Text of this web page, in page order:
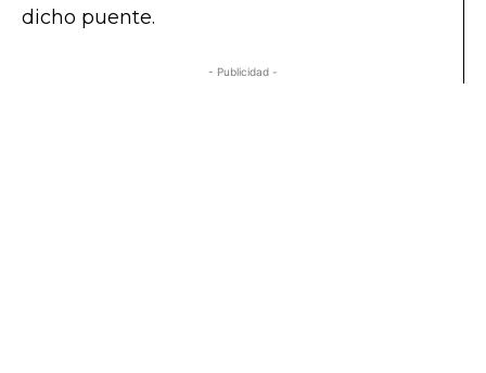
dicho puente.
- Publicidad -